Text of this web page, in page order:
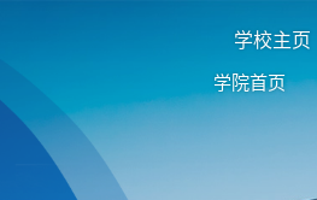
学校主页
学院首页